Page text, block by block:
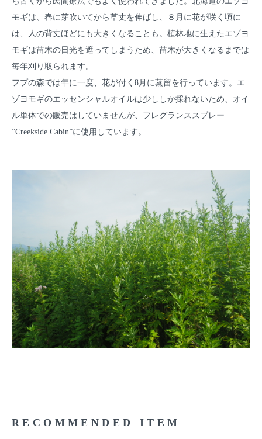
モギは、春に芽吹いてから草丈を伸ばし、８月に花が咲く頃に
は、人の背丈ほどにも大きくなることも。植林地に生えたエゾヨ
モギは苗木の日光を遮ってしまうため、苗木が大きくなるまでは
毎年刈り取られます。
フプの森では年に一度、花が付く8月に蒸留を行っています。エ
ゾヨモギのエッセンシャルオイルは少ししか採れないため、オイ
ル単体での販売はしていませんが、 フレグランススプレー
”Creekside Cabin”に使用しています。
RECOMMENDED ITEM